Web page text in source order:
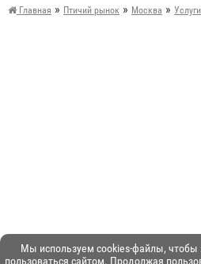
Мы используем cookies-файлы, чтобы
пользоваться сайтом. Продолжая
Главная » Птичий рынок » Москва »